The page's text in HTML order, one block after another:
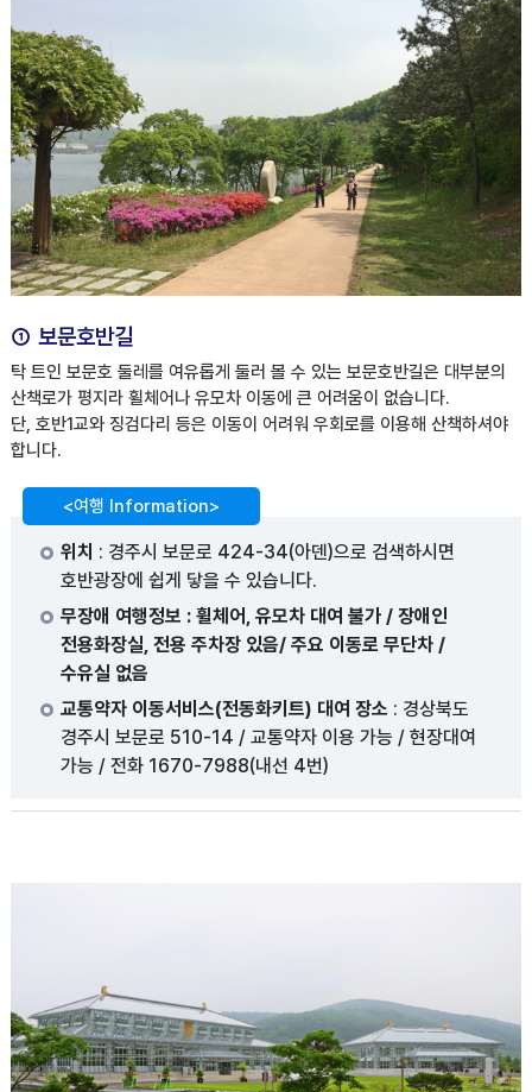
① 보문호반길
탁 트인 보문호 둘레를 여유롭게 둘러 볼 수 있는 보문호반길은 대부분의
산책로가 평지라 휠체어나 유모차 이동에 큰 어려움이 없습니다.
단, 호반1교와 징검다리 등은 이동이 어려워 우회로를 이용해 산책하셔야
합니다.
<여행 Information>
위치 : 경주시 보문로 424-34(아덴)으로 검색하시면
호반광장에 쉽게 닿을 수 있습니다.
무장애 여행정보 : 휠체어, 유모차 대여 불가 / 장애인
전용화장실, 전용 주차장 있음/ 주요 이동로 무단차 /
수유실 없음
교통약자 이동서비스(전동화키트) 대여 장소 : 경상북도
경주시 보문로 510-14 / 교통약자 이용 가능 / 현장대여
가능 / 전화 1670-7988(내선 4번)